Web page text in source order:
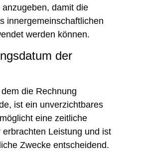
damit die
innergemeinschaftlichen
werden können.
der
die Rechnung
ist ein unverzichtbares
eine zeitliche
erbrachten Leistung und ist
Zwecke entscheidend.